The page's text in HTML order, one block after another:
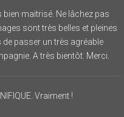
maitrisé. Ne lâchez pas
sont très belles et pleines
de passer un très agréable
A très bientôt. Merci.
Vraiment !